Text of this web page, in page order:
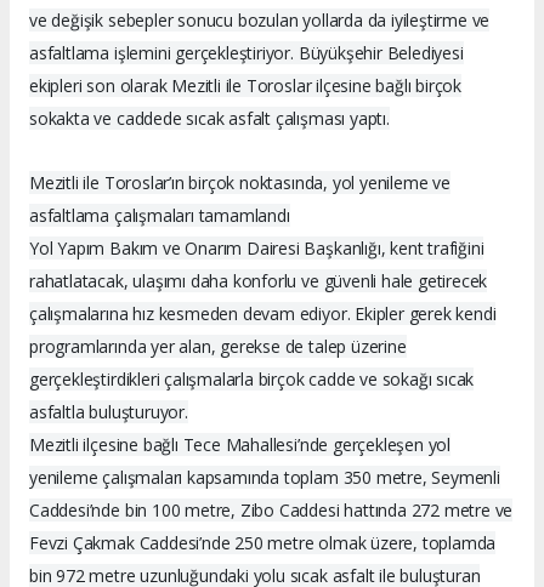
ve değişik sebepler sonucu bozulan yollarda da iyileştirme ve
asfaltlama işlemini gerçekleştiriyor. Büyükşehir Belediyesi
ekipleri son olarak Mezitli ile Toroslar ilçesine bağlı birçok
sokakta ve caddede sıcak asfalt çalışması yaptı.
Mezitli ile Toroslar’ın birçok noktasında, yol yenileme ve
asfaltlama çalışmaları tamamlandı
Yol Yapım Bakım ve Onarım Dairesi Başkanlığı, kent trafiğini
rahatlatacak, ulaşımı daha konforlu ve güvenli hale getirecek
çalışmalarına hız kesmeden devam ediyor. Ekipler gerek kendi
programlarında yer alan, gerekse de talep üzerine
gerçekleştirdikleri çalışmalarla birçok cadde ve sokağı sıcak
asfaltla buluşturuyor.
Mezitli ilçesine bağlı Tece Mahallesi’nde gerçekleşen yol
yenileme çalışmaları kapsamında toplam 350 metre, Seymenli
Caddesi’nde bin 100 metre, Zibo Caddesi hattında 272 metre ve
Fevzi Çakmak Caddesi’nde 250 metre olmak üzere, toplamda
bin 972 metre uzunluğundaki yolu sıcak asfalt ile buluşturan